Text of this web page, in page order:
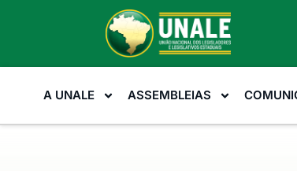
A UNALE ASSEMBLEIAS